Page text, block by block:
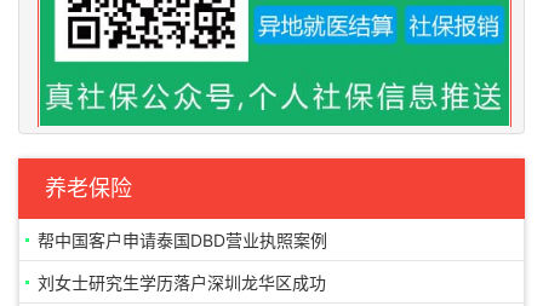
养老保险
帮中国客户申请泰国DBD营业执照案例
刘女士研究生学历落户深圳龙华区成功